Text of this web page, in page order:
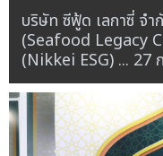
บริษัท ซีฟู้ด เลกาซี่ จ
(Seafood Legacy
(Nikkei ESG) ... 27